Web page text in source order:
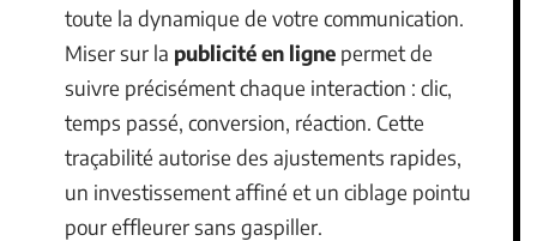
toute la dynamique de votre communication.
Miser sur la publicité en ligne permet de
suivre précisément chaque interaction : clic,
temps passé, conversion, réaction. Cette
traçabilité autorise des ajustements rapides,
un investissement affiné et un ciblage pointu
pour effleurer sans gaspiller.